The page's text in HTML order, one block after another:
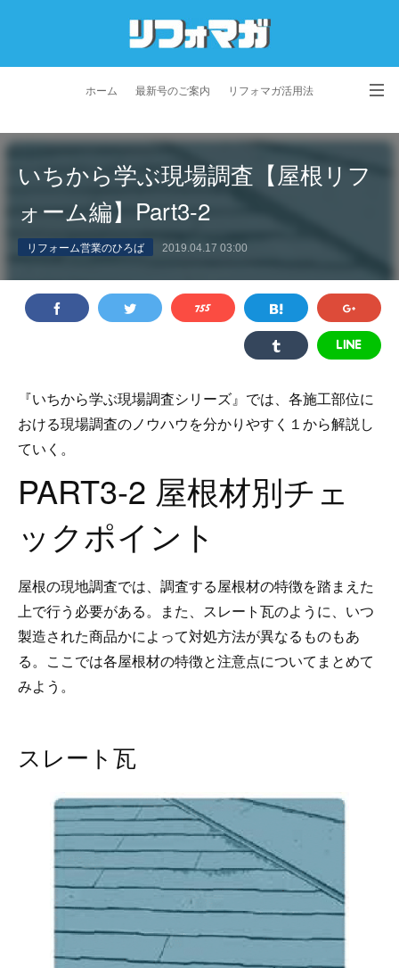
ホーム 最新号のご案内 リフォマガ活用法
お問い合わせ よくあるご質問 特定商取引法に基づく表記
プライバシーポリシー 利用規約 会社概要
いちから学ぶ現場調査【屋根リフ
ォーム編】Part3-2
リフォーム営業のひろば 2019.04.17 03:00
『いちから学ぶ現場調査シリーズ』では、各施工部位に
おける現場調査のノウハウを分かりやすく１から解説し
ていく。
PART3-2 屋根材別チェ
ックポイント
屋根の現地調査では、調査する屋根材の特徴を踏まえた
上で行う必要がある。また、スレート瓦のように、いつ
製造された商品かによって対処方法が異なるものもあ
る。ここでは各屋根材の特徴と注意点についてまとめて
みよう。
スレート瓦